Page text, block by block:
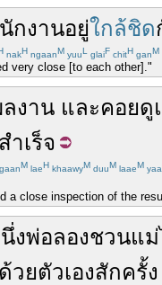
กงานอยู่ใกล้ชิด
nakH ngaanM yuuL glaiF chitH ganM
very close [to each other]."
ลงาน และคอยดู
ำเร็จ
M laeH khaawyM duuM laaeM
a close inspection of the
งพ่อลองชวนแม่
ด้วยตัวเองสักครั้ง